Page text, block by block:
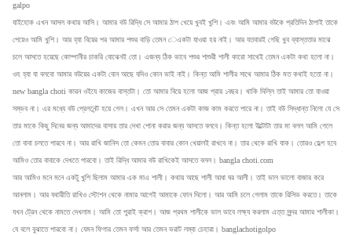
galpo
যাইহোক এখন আসল কথায় আসি। আমার বউ রিদ্ধি সে আমার ঠাপ খেয়ে খুবই খুশি। এবং আমি আমার বউকে প্রতিদিন ঠাপাই তাকে
পেয়েও আমি খুশি। আর হ্যা বিয়ের পর আমার শশুর বাড়ি তেমন েএকটা যাওয়া হয় নাই। আর যতবারই গেছি খুব ব্যাস্ততার মাঝে
চলে আসতে হয়েছে কোম্পানীর চাকরি বোঝেনই তো। এজন্য ঠিক ভাবে শশুর শাশুরী শালী কারো সাথেই তেমন একটা কথা হলো না।
ওহ হ্যা যা বলবো আমার বউয়ের একটা বোন আছে যদিও কোন ভাই নাই। কিন্ত আমি শালীর সাথে আমার ঠিক মত কথাই হতো না।
new bangla choti কারন ওইযে কাজের বাস্তটা। তো আমার বিয়ে হলো আজ প্রায় ১বছর। থাকি দিল্লি তাই আমার তো যাওয়া
সম্ভব না। এর মধ্যে বউ প্রেগনেন্ট হয়ে গেল। এখন আর সে তেমন একটা কাজ কাম করতে পারে না। তাই বউ সিদ্ধান্ত নিলো যে সে
তার মাকে কিছু দিনের জন্য আমাদের বাসায় তার দেখা শোনা করার জন্য আসতে বলবে। কিন্ত হলো উল্টোটা তার মা বলল আমি গেলে
তো বাবা চলতে পারবে না। আর রাখি জানিস তো কেমন তোর বাবার কোন খেয়ালই রাখবে না। তার থেকে রাখি যাক। তোরও হেল্প হবে
আমিও তোর বাবাকে দেখতে পারবো। তাই রিদ্ধি আমার বউ রাখিকেই আসতে বলল। bangla choti.com
আর আমিও মনে মনে একটু খুশি ছিলাম আমার এক মাএ শালী। কথায় আছে শালী আধা ঘর আলী। তাই ভাল ভালো বাজার করে
আনলাম। আর যথারীতি রাখিও স্টোশন থেকে নামার আগেই আমাকে ফোন দিলো। আর আমি চলে গেলাম তাকে রিসিভ করতে। তাকে
যখন ট্রেন থেকে নামতে দেখলাম। আমি তো পুরাই ক্রাশ। আজ প্রথম শালীকে ভাল ভাবে লক্ষ্য করলাম এত্ত সুন্দর আমার শালীকা।
যে বলে বুঝাতে পারবো না। যেমন ফিগার তেমন ফর্সা আর তেমন ভরাট লম্বা চেহারা। banglachotigolpo